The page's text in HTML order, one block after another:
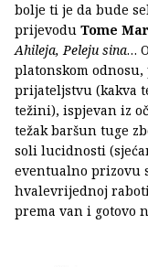
bolje ti je da bude
prijevodu Tome
Ahileja, Peleju sina…
platonskom
prijateljstvu (kakva
težini), ispjevan iz
težak baršun tuge
soli lucidnosti
eventualno prizovu
hvalevrijednoj
prema van i gotovo